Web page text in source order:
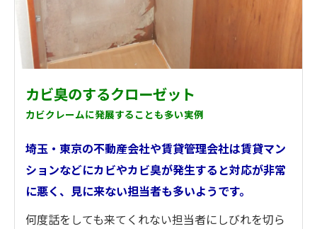
カビ臭のするクローゼット
カビクレームに発展することも多い実例
埼玉・東京の不動産会社や賃貸管理会社は賃貸マン
ションなどにカビやカビ臭が発生すると対応が非常
に悪く、見に来ない担当者も多いようです。
何度話をしても来てくれない担当者にしびれを切ら